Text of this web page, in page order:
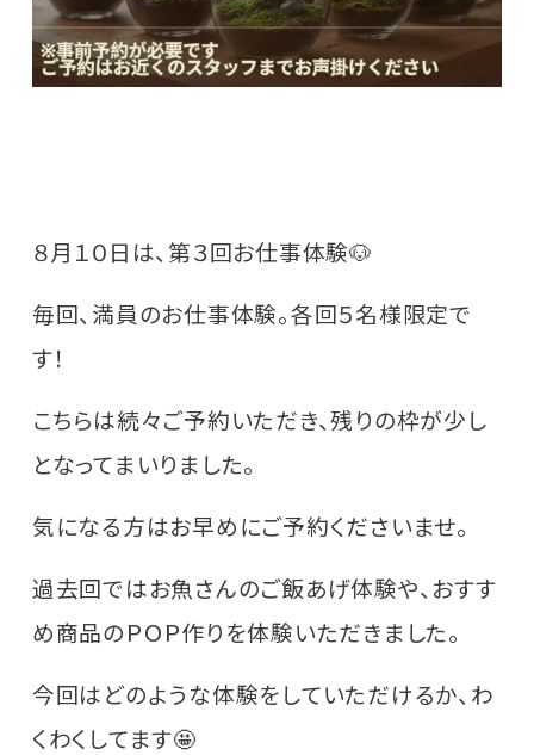
８月１０日は、第３回お仕事体験🐶
毎回、満員のお仕事体験。各回５名様限定で
す！
こちらは続々ご予約いただき、残りの枠が少し
となってまいりました。
気になる方はお早めにご予約くださいませ。
過去回ではお魚さんのご飯あげ体験や、おすす
め商品のＰＯＰ作りを体験いただきました。
今回はどのような体験をしていただけるか、わ
くわくしてます🤩